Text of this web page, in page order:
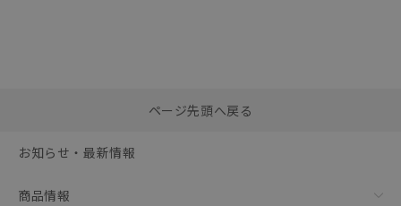
括ダウンロード
ページ先頭へ戻る
お知らせ・最新情報
商品情報